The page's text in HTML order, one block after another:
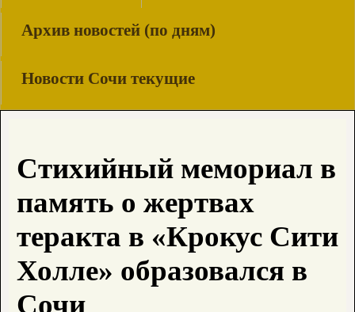
Архив новостей (по дням)
Новости Сочи текущие
Стихийный мемориал в
память о жертвах
теракта в «Крокус Сити
Холле» образовался в
Сочи